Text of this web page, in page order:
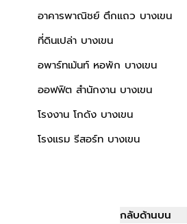
อาคารพาณิชย์ ตึกแถว บางเขน
ที่ดินเปล่า บางเขน
อพาร์ทเม้นท์ หอพัก บางเขน
ออฟฟิต สำนักงาน บางเขน
โรงงาน โกดัง บางเขน
โรงแรม รีสอร์ท บางเขน
กลับด้านบน